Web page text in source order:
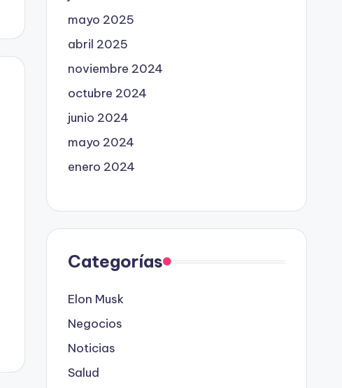
mayo 2025
abril 2025
noviembre 2024
octubre 2024
junio 2024
mayo 2024
enero 2024
Categorías
Elon Musk
Negocios
Noticias
Salud